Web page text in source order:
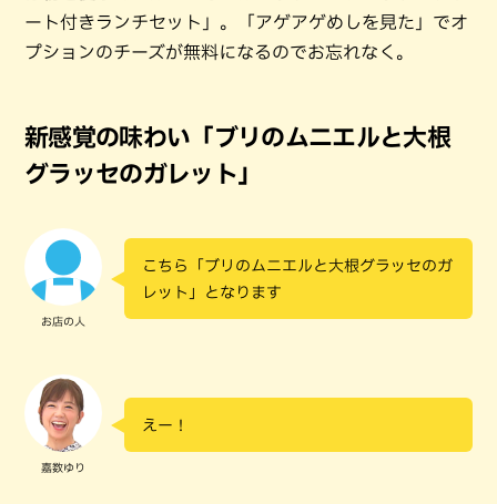
ート付きランチセット」。「アゲアゲめしを見た」でオ
プションのチーズが無料になるのでお忘れなく。
新感覚の味わい「ブリのムニエルと大根
グラッセのガレット」
お店の人
こちら「ブリのムニエルと大根グラッセのガ
レット」となります
嘉数ゆり
えー！